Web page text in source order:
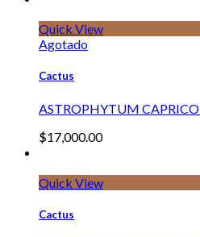
Quick View
Agotado
Cactus
ASTROPHYTUM
$17,000.00
Quick View
Cactus